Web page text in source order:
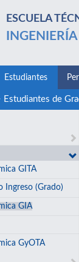
ESCUELA
Estudiantes
Estudiantes de
GITA
Ingreso (Grado)
GIA
GyOTA